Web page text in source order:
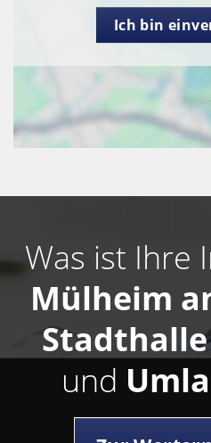
Ich bin
Was ist Ihre
Mülheim
und